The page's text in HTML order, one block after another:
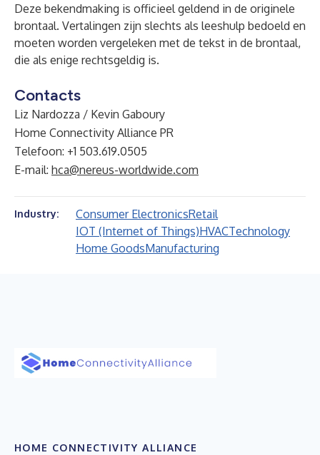
Deze bekendmaking is officieel geldend in de originele
brontaal. Vertalingen zijn slechts als leeshulp bedoeld en
moeten worden vergeleken met de tekst in de brontaal,
die als enige rechtsgeldig is.
Contacts
Liz Nardozza / Kevin Gaboury
Home Connectivity Alliance PR
Telefoon: +1 503.619.0505
E-mail: hca@nereus-worldwide.com
Industry: Consumer ElectronicsRetail
IOT (Internet of Things)HVACTechnology
Home GoodsManufacturing
HOME CONNECTIVITY ALLIANCE